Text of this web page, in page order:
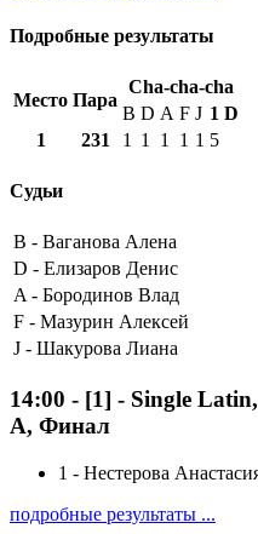
Подробные результаты
Место Пара
Cha-cha-cha
B D A F J 1 D
1
231 1 1 1 1 1 5
Судьи
B - Ваганова Алена
D - Елизаров Денис
A - Бородинов Влад
F - Мазурин Алексей
J - Шакурова Лиана
14:00 - [1] - Single
A, Финал
1 - Нестерова
подробные результаты ...